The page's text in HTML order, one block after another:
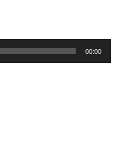
00:00